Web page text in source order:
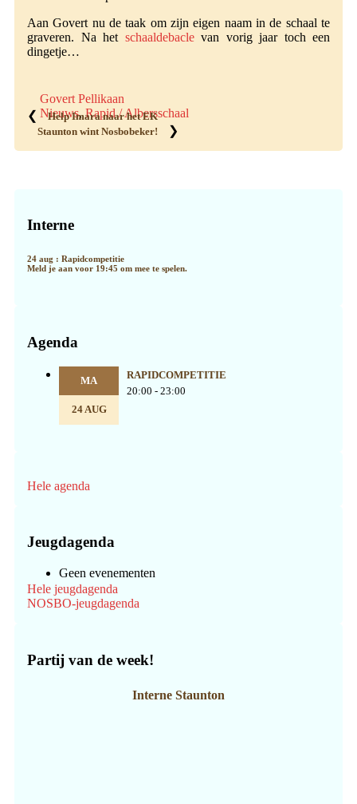
Aan Govert nu de taak om zijn eigen naam in de schaal te
graveren. Na het schaaldebaclevan vorig jaar toch een
dingetje…
Govert Pellikaan
Nieuws,Rapid / Albersschaal
❮
Help Imara naar het EK
Staunton wint Nosbobeker!
❯
Sidebar
Interne
24 aug : Rapidcompetitie
Meld je aan voor 19:45 om mee te spelen.
Agenda
MA
24 AUG
RAPIDCOMPETITIE
20:00 - 23:00
Hele agenda
Jeugdagenda
Geen evenementen
Hele jeugdagenda
NOSBO-jeugdagenda
Partij van de week!
Interne Staunton